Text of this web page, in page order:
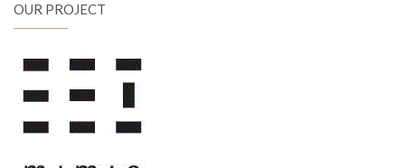
OUR PROJECT